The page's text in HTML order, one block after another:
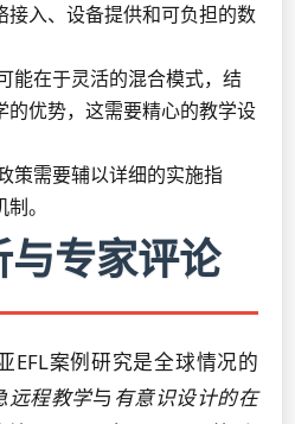
接入、设备提供和可负担的数
能在于灵活的混合模式，结
的优势，这需要精心的教学设
策需要辅以详细的实施指
。
专家评论
EFL案例研究是全球情况的
远程教学与 有意识设计的在